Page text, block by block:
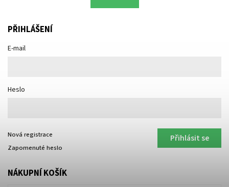
PŘIHLÁŠENÍ
E-mail
Heslo
Přihlásit se
Nová registrace
Zapomenuté heslo
NÁKUPNÍ KOŠÍK